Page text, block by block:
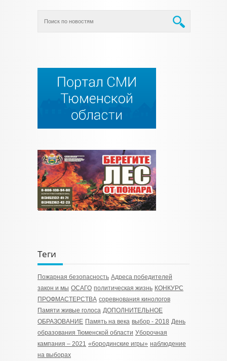
Теги
Пожарная безопасность Адреса победителей
закон и мы ОСАГО политическая жизнь КОНКУРС
ПРОФМАСТЕРСТВА соревнования кинологов
Памяти живые голоса ДОПОЛНИТЕЛЬНОЕ
ОБРАЗОВАНИЕ Память на века выбор - 2018 День
образования Тюменской области Уборочная
кампания – 2021 «бородинские игры» наблюдение
на выборах